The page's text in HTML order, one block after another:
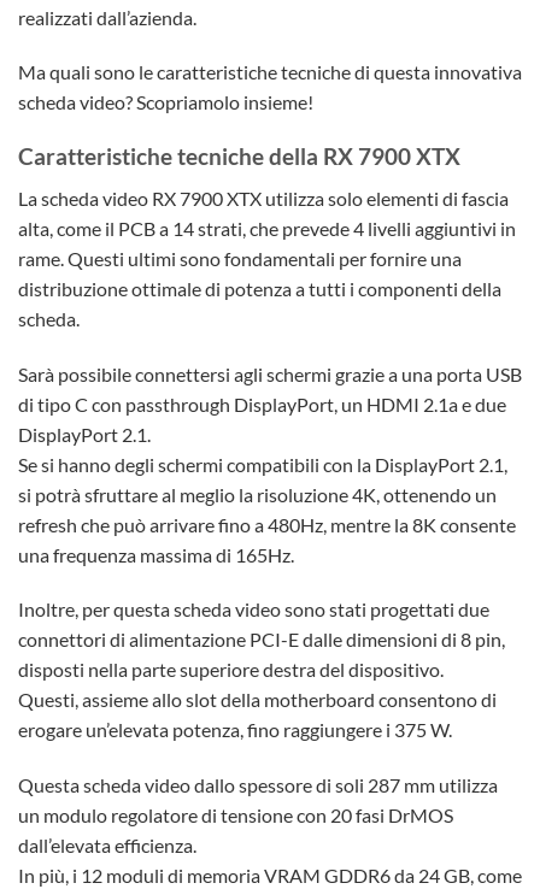
realizzati dall’azienda.
Ma quali sono le caratteristiche tecniche di questa innovativa
scheda video? Scopriamolo insieme!
Caratteristiche tecniche della RX 7900 XTX
La scheda video RX 7900 XTX utilizza solo elementi di fascia
alta, come il PCB a 14 strati, che prevede 4 livelli aggiuntivi in
rame. Questi ultimi sono fondamentali per fornire una
distribuzione ottimale di potenza a tutti i componenti della
scheda.
Sarà possibile connettersi agli schermi grazie a una porta USB
di tipo C con passthrough DisplayPort, un HDMI 2.1a e due
DisplayPort 2.1.
Se si hanno degli schermi compatibili con la DisplayPort 2.1,
si potrà sfruttare al meglio la risoluzione 4K, ottenendo un
refresh che può arrivare fino a 480Hz, mentre la 8K consente
una frequenza massima di 165Hz.
Inoltre, per questa scheda video sono stati progettati due
connettori di alimentazione PCI-E dalle dimensioni di 8 pin,
disposti nella parte superiore destra del dispositivo.
Questi, assieme allo slot della motherboard consentono di
erogare un’elevata potenza, fino raggiungere i 375 W.
Questa scheda video dallo spessore di soli 287 mm utilizza
un modulo regolatore di tensione con 20 fasi DrMOS
dall’elevata efficienza.
In più, i 12 moduli di memoria VRAM GDDR6 da 24 GB, come